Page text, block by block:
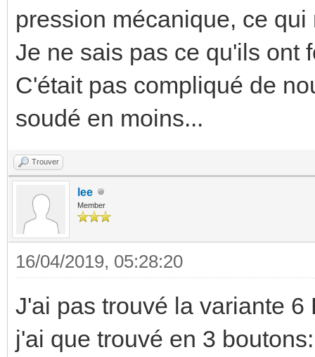
pression mécanique, ce
Je ne sais pas ce qu'ils ont
C'était pas compliqué de
soudé en moins...
Trouver
lee
Member
16/04/2019, 05:28:20
J'ai pas trouvé la variante
j'ai que trouvé en 3 boutons: